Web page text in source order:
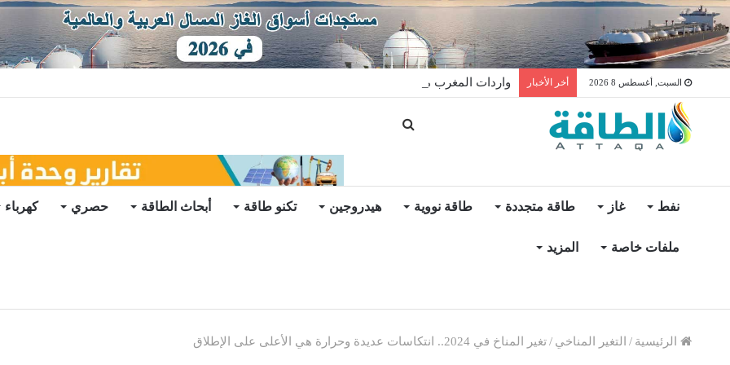
السبت, أغسطس 8 2026 أخر الأخبار واردات المغرب من الغاز ترتفع 15% في شهر يوليو
نفط غاز طاقة متجددة طاقة نووية هيدروجين تكنو طاقة أبحاث الطاقة حصري كهرباء
ملفات خاصة المزيد
الرئيسية / التغير المناخي /تغير المناخ في 2024.. انتكاسات عديدة وحرارة هي الأعلى على الإطلاق